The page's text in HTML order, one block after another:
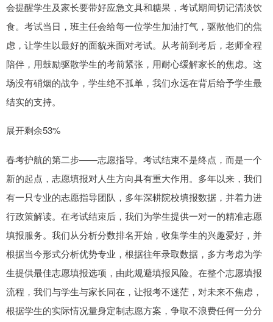
会提醒学生及家长要带好应急文具和糖果，考试期间切记清淡饮
食。考试当日，班主任会给每一位学生加油打气，驱散他们的焦
虑，让学生以最好的面貌来面对考试。从考前到考后，老师全程
陪伴，用鼓励驱散学生的考前紧张，用耐心缓解家长的焦虑。这
场没有硝烟的战争，学生绝不孤单，我们永远在背后给予学生最
结实的支持。
展开剩余53%
春考护航的第二步——志愿指导。考试结束不是终点，而是一个
新的起点，志愿填报对人生方向具有重大作用。多年以来，我们
有一只专业的志愿指导团队，多年深耕院校填报数据，并着力进
行政策解读。在考试结束后，我们为学生提供一对一的精准志愿
填报服务。我们从分析分数排名开始，收集学生的兴趣爱好，并
根据当今形式分析优势专业，根据往年录取数据，多方考虑为学
生提供最佳志愿填报选项，由此规避填报风险。在整个志愿填报
流程，我们与学生与家长同在，让报考不迷茫，对未来不焦虑，
根据学生的实际情况量身定制志愿方案，争取不浪费任何一分分